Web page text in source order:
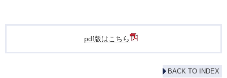
pdf版はこちら
BACK TO INDEX